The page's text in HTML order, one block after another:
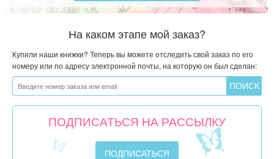
На каком этапе мой заказ?
Купили наши книжки? Теперь вы можете отследить свой заказ по его
номеру или по адресу электронной почты, на которую он был сделан:
ПОДПИСАТЬСЯ НА РАССЫЛКУ